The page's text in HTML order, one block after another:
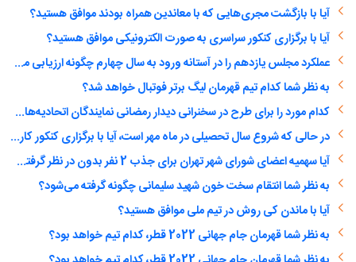
آیا با بازگشت مجری‌هایی که با معاندین همراه بودند موافق هستید؟
آیا با برگزاری کنکور سراسری به صورت الکترونیکی موافق هستید؟
عملکرد مجلس یازدهم را در آستانه ورود به سال چهارم چگونه ارزیابی می‌کنید؟
به نظر شما کدام تیم قهرمان لیگ برتر فوتبال خواهد شد؟
کدام مورد را برای طرح در سخنرانی دیدار رمضانی نمایندگان اتحادیه‌های دانشجویی مناسب‌تر می‌دانید؟ (انتخاب چند گزینه ممکن است)
در حالی که شروع سال تحصیلی در ماه مهر است، آیا با برگزاری کنکور کارشناسی ارشد و دکتری در اسفند ماه موافق هستید؟
آیا سهمیه اعضای شورای شهر تهران برای جذب 2 نفر بدون در نظر گرفتن مدرک و سابقه کار همانند یک دختر دهه هشتادی را درست می‌دانید؟
به نظر شما انتقام سخت خون شهید سلیمانی چگونه گرفته می‌شود؟
آیا با ماندن کی روش در تیم ملی موافق هستید؟
به نظر شما قهرمان جام جهانی 2022 قطر، کدام تیم خواهد بود؟